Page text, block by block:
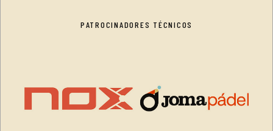
PATROCINADORES TÉCNICOS